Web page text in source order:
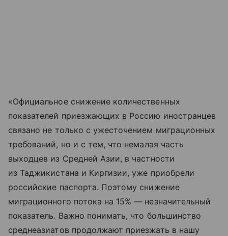
«Официальное снижение количественных
показателей приезжающих в Россию иностранцев
связано не только с ужесточением миграционных
требований, но и с тем, что немалая часть
выходцев из Средней Азии, в частности
из Таджикистана и Киргизии, уже приобрели
российские паспорта. Поэтому снижение
миграционного потока на 15% — незначительный
показатель. Важно понимать, что большинство
среднеазиатов продолжают приезжать в нашу